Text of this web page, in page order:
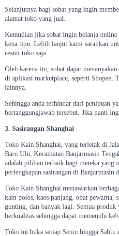
Selanjutnya bagi sobat yang ingin
alamat toko yang jual.
Kemudian jika sobat ingin belanja online
kena tipu. Lebih lanjut kami sarankan
resmi toko saja.
Oleh karena itu, sobat dapat
di aplikasi marketplace, seperti Shopee,
lainnya.
Sehingga anda terhindar dari penipuan
bertanggungjawab tersebut. Jika nanti
3. Sasirangan Shanghai
Toko Kain Shanghai, yang terletak di
Baru Ulu, Kecamatan Banjarmasin
adalah pilihan terbaik bagi mereka yang
perlengkapan sasirangan di Banjarmasin
Toko Kain Shanghai menawarkan
kain polos, kaos panjang, obat pewarna,
gunting, dan banyak lagi. Semua
berkualitas sehingga dapat memenuhi
Toko ini buka setiap Senin hingga Sabtu